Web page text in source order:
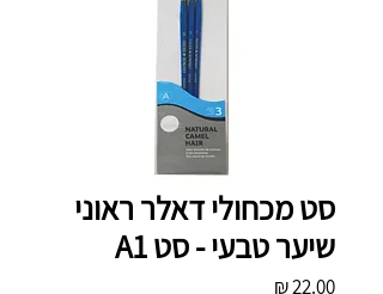
סט מכחולי דאלר ראוני
שיער טבעי - סט A1